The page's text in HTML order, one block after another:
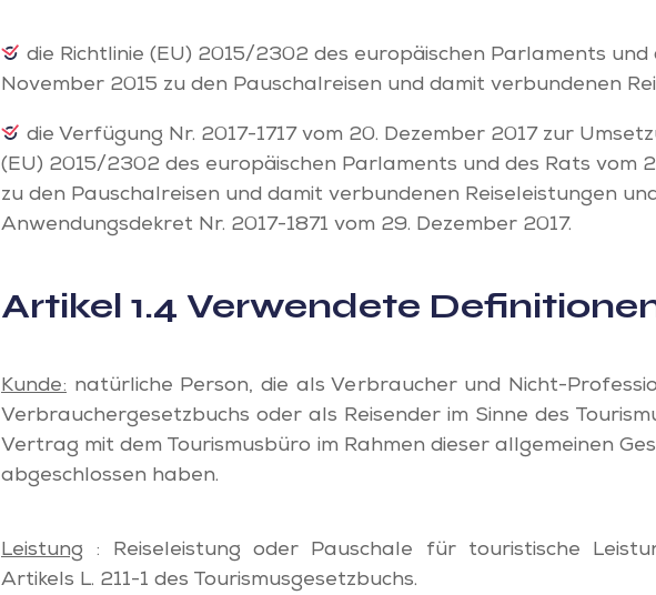
die Richtlinie (EU) 2015/2302 des europäischen Parlaments und
November 2015 zu den Pauschalreisen und damit verbundenen
die Verfügung Nr. 2017-1717 vom 20. Dezember 2017 zur
(EU) 2015/2302 des europäischen Parlaments und des Rats vom
zu den Pauschalreisen und damit verbundenen Reiseleistungen
Anwendungsdekret Nr. 2017-1871 vom 29. Dezember 2017.
Artikel 1.4 Verwendete
Kunde: natürliche Person, die als Verbraucher und Nicht-
Verbrauchergesetzbuchs oder als Reisender im Sinne des
Vertrag mit dem Tourismusbüro im Rahmen dieser allgemeinen
abgeschlossen haben.
Leistung : Reiseleistung oder Pauschale für touristische
Artikels L. 211-1 des Tourismusgesetzbuchs.